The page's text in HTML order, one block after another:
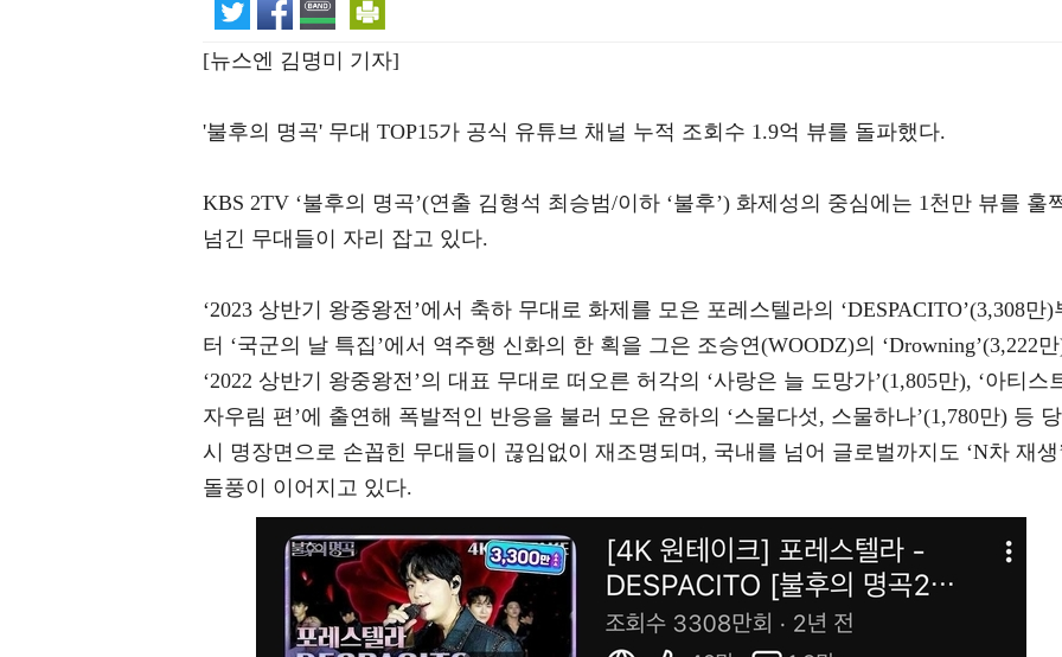
[뉴스엔 김명미 기자]
'불후의 명곡' 무대 TOP15가 공식 유튜브 채널 누적 조회수 1.9억 뷰를 돌파했다.
KBS 2TV ‘불후의 명곡’(연출 김형석 최승범/이하 ‘불후’) 화제성의 중심에는 1천만 뷰를 훌
넘긴 무대들이 자리 잡고 있다.
‘2023 상반기 왕중왕전’에서 축하 무대로 화제를 모은 포레스텔라의 ‘DESPACITO’(3,308만)
터 ‘국군의 날 특집’에서 역주행 신화의 한 획을 그은 조승연(WOODZ)의 ‘Drowning’(3,222
‘2022 상반기 왕중왕전’의 대표 무대로 떠오른 허각의 ‘사랑은 늘 도망가’(1,805만), ‘아티스
자우림 편’에 출연해 폭발적인 반응을 불러 모은 윤하의 ‘스물다섯, 스물하나’(1,780만) 등 당
시 명장면으로 손꼽힌 무대들이 끊임없이 재조명되며, 국내를 넘어 글로벌까지도 ‘N차 재생
돌풍이 이어지고 있다.